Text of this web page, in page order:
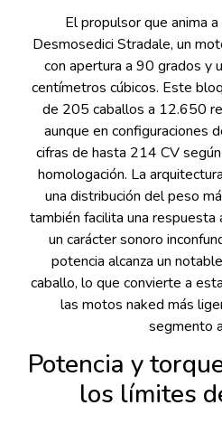
El propulsor que anima
Desmosedici Stradale, un
con apertura a 90 grados y
centímetros cúbicos. Este
de 205 caballos a 12.650
aunque en configuraciones
cifras de hasta 214 CV
homologación. La
una distribución del peso
también facilita una respuesta
un carácter sonoro
potencia alcanza un
caballo, lo que convierte a
las motos naked más
segmento
Potencia y
los límites